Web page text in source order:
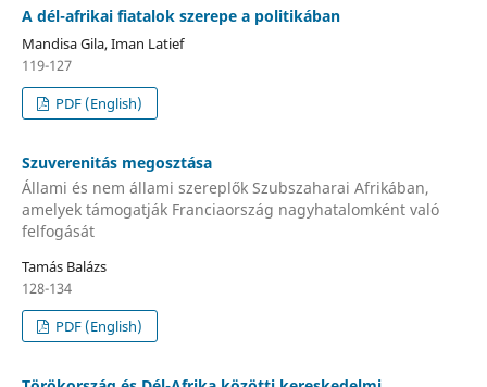
A dél-afrikai fiatalok szerepe a politikában
Mandisa Gila, Iman Latief
119-127
PDF (English)
Szuverenitás megosztása
Állami és nem állami szereplők Szubszaharai Afrikában,
amelyek támogatják Franciaország nagyhatalomként való
felfogását
Tamás Balázs
128-134
PDF (English)